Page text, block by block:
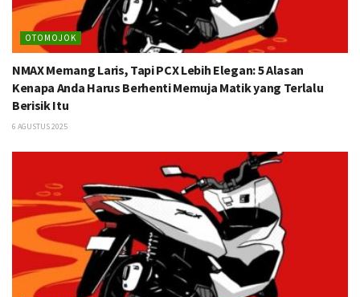
OTOMOJOK
NMAX Memang Laris, Tapi PCX Lebih Elegan: 5 Alasan
Kenapa Anda Harus Berhenti Memuja Matik yang Terlalu
Berisik Itu
6 AGUSTUS 2025